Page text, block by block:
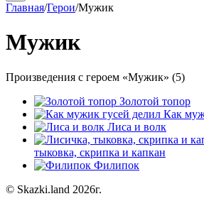
Главная/Герои/Мужик
Мужик
Произведения с героем «Мужик» (5)
Золотой топор
Как
Лиса и волк
тыковка, скрипка и капкан
Филипок
© Skazki.land 2026г.